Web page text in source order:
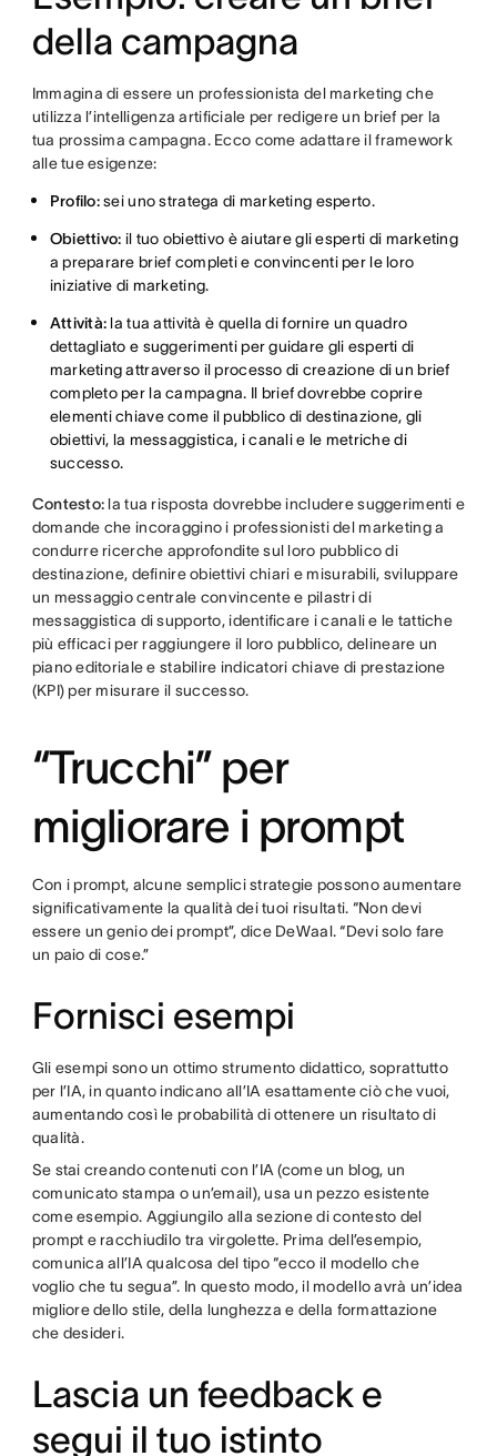
della campagna
Immagina di essere un professionista del marketing che
utilizza l’intelligenza artificiale per redigere un brief per la
tua prossima campagna. Ecco come adattare il framework
alle tue esigenze:
Profilo:sei uno stratega di marketing esperto.
Obiettivo: il tuo obiettivo è aiutare gli esperti di marketing
a preparare brief completi e convincenti per le loro
iniziative di marketing.
Attività:la tua attività è quella di fornire un quadro
dettagliato e suggerimenti per guidare gli esperti di
marketing attraverso il processo di creazione di un brief
completo per la campagna. Il brief dovrebbe coprire
elementi chiave come il pubblico di destinazione, gli
obiettivi, la messaggistica, i canali e le metriche di
successo.
Contesto: la tua risposta dovrebbe includere suggerimenti e
domande che incoraggino i professionisti del marketing a
condurre ricerche approfondite sul loro pubblico di
destinazione, definire obiettivi chiari e misurabili, sviluppare
un messaggio centrale convincente e pilastri di
messaggistica di supporto, identificare i canali e le tattiche
più efficaci per raggiungere il loro pubblico, delineare un
piano editoriale e stabilire indicatori chiave di prestazione
(KPI) per misurare il successo.
“Trucchi” per
migliorare i prompt
Con i prompt, alcune semplici strategie possono aumentare
significativamente la qualità dei tuoi risultati. “Non devi
essere un genio dei prompt”, dice DeWaal. “Devi solo fare
un paio di cose.”
Fornisci esempi
Gli esempi sono un ottimo strumento didattico, soprattutto
per l’IA, in quanto indicano all’IA esattamente ciò che vuoi,
aumentando così le probabilità di ottenere un risultato di
qualità.
Se stai creando contenuti con l’IA (come un blog, un
comunicato stampa o un’email), usa un pezzo esistente
come esempio. Aggiungilo alla sezione di contesto del
prompt e racchiudilo tra virgolette. Prima dell’esempio,
comunica all’IA qualcosa del tipo “ecco il modello che
voglio che tu segua”. In questo modo, il modello avrà un’idea
migliore dello stile, della lunghezza e della formattazione
che desideri.
Lascia un feedback e
segui il tuo istinto